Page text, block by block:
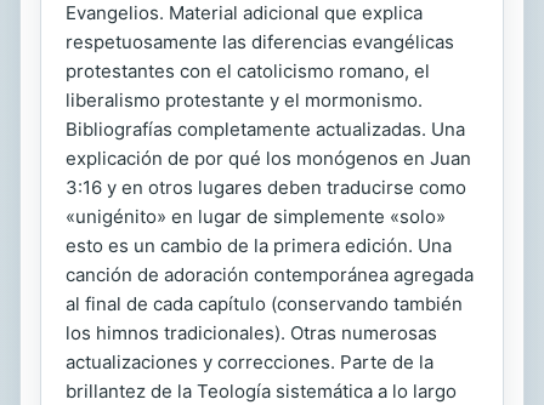
Evangelios. Material adicional que explica
respetuosamente las diferencias evangélicas
protestantes con el catolicismo romano, el
liberalismo protestante y el mormonismo.
Bibliografías completamente actualizadas. Una
explicación de por qué los monógenos en Juan
3:16 y en otros lugares deben traducirse como
«unigénito» en lugar de simplemente «solo»
esto es un cambio de la primera edición. Una
canción de adoración contemporánea agregada
al final de cada capítulo (conservando también
los himnos tradicionales). Otras numerosas
actualizaciones y correcciones. Parte de la
brillantez de la Teología sistemática a lo largo